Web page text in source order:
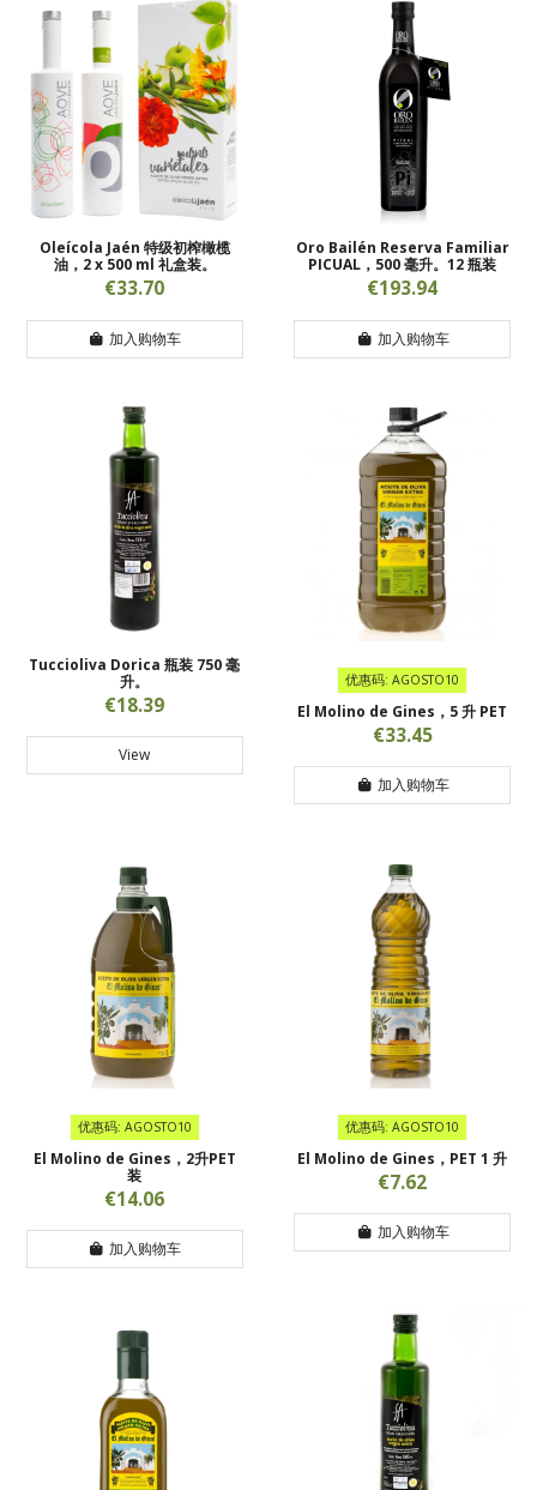
Oleícola Jaén 特级初榨橄榄
油，2 x 500 ml 礼盒装。
€33.70
加入购物车
Oro Bailén Reserva Familiar
PICUAL，500 毫升。12 瓶装
€193.94
加入购物车
Tuccioliva Dorica 瓶装 750 毫
升。
€18.39
View
优惠码: AGOSTO10
El Molino de Gines，5 升 PET
€33.45
加入购物车
优惠码: AGOSTO10
El Molino de Gines，2升PET
装
€14.06
加入购物车
优惠码: AGOSTO10
El Molino de Gines，PET 1 升
€7.62
加入购物车